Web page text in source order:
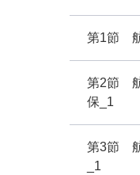
第1節
第2節
保_1
第3節
_1